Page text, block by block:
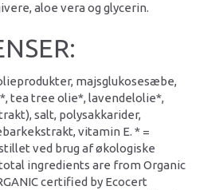
aloe vera og glycerin.
majsglukosesæbe,
tea tree olie*, lavendelolie*,
salt, polysakkarider,
vitamin E. * =
ved brug af økologiske
ingredients are from Organic
certified by Ecocert